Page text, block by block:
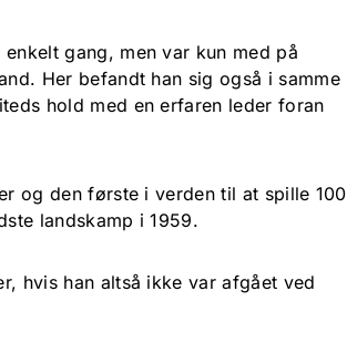
gang, men var kun med på
Her befandt han sig også i samme
hold med en erfaren leder foran
og den første i verden til at spille 100
landskamp i 1959.
hvis han altså ikke var afgået ved